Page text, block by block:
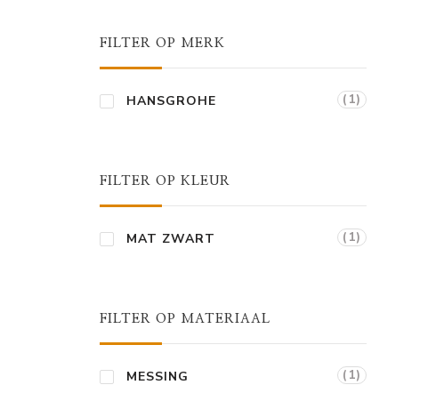
FILTER OP MERK
HANSGROHE (1)
FILTER OP KLEUR
MAT ZWART (1)
FILTER OP MATERIAAL
MESSING (1)